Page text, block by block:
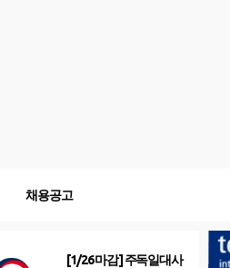
채용공고
[1/26 마감] 주독일대사